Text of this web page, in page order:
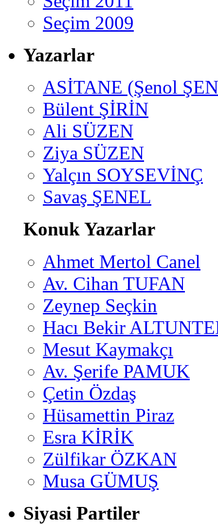
Seçim 2009
Yazarlar
ASİTANE (Şenol
Bülent ŞİRİN
Ali SÜZEN
Ziya SÜZEN
Yalçın SOYSEVİNÇ
Savaş ŞENEL
Konuk Yazarlar
Ahmet Mertol Canel
Av. Cihan TUFAN
Zeynep Seçkin
Hacı Bekir
Mesut Kaymakçı
Av. Şerife PAMUK
Çetin Özdaş
Hüsamettin Piraz
Esra KİRİK
Zülfikar ÖZKAN
Musa GÜMUŞ
Siyasi Partiler